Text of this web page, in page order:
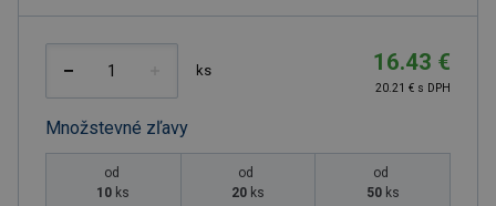
ks 16.43 €
20.21 € s DPH
Množstevné zľavy
od
10 ks
od
20 ks
od
50 ks